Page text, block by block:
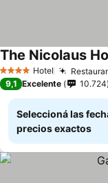
4 EstrellasHotel
The Nicolaus
9,1 Excelente 10.724
Seleccioná las
precios exactos